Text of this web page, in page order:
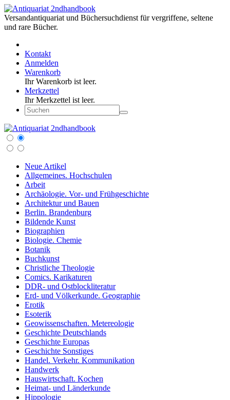
Versandantiquariat und Büchersuchdienst für vergriffene, seltene
und rare Bücher.
Kontakt
Anmelden
Warenkorb
Ihr Warenkorb ist leer.
Merkzettel
Ihr Merkzettel ist leer.
Neue Artikel
Allgemeines. Hochschulen
Arbeit
Archäologie. Vor- und Frühgeschichte
Architektur und Bauen
Berlin. Brandenburg
Bildende Kunst
Biographien
Biologie. Chemie
Botanik
Buchkunst
Christliche Theologie
Comics. Karikaturen
DDR- und Ostblockliteratur
Erd- und Völkerkunde. Geographie
Erotik
Esoterik
Geowissenschaften. Metereologie
Geschichte Deutschlands
Geschichte Europas
Geschichte Sonstiges
Handel. Verkehr. Kommunikation
Handwerk
Hauswirtschaft. Kochen
Heimat- und Länderkunde
Hippologie